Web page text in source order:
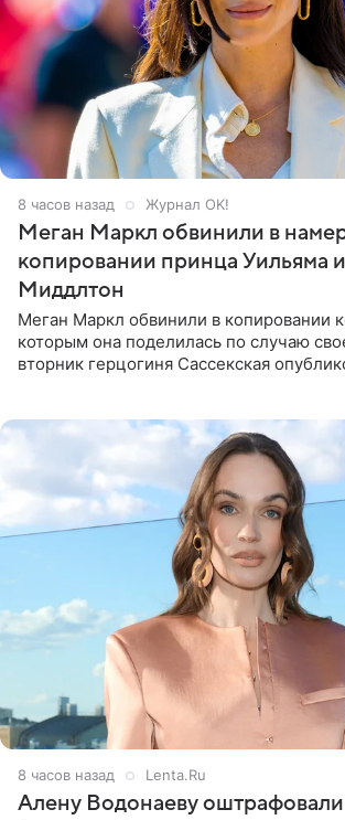
8 часов назад Журнал OK!
Меган Маркл обвинили в
копировании принца Уильяма
Миддлтон
Меган Маркл обвинили в копировании
которым она поделилась по случаю
вторник герцогиня Сассекская
8 часов назад Lenta.Ru
Алену Водонаеву